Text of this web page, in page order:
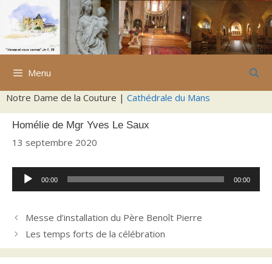
Aller
contenu
Menu
Notre Dame de la Couture | Cathédrale du Mans
Homélie de Mgr Yves Le Saux
13 septembre 2020
Lecteur
audio
00:00 00:00
Messe d’installation du Père Benoît Pierre
Les temps forts de la célébration